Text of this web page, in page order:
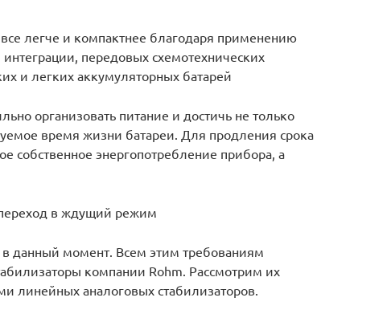
легче и компактнее благодаря применению
передовых схемотехнических
и легких аккумуляторных батарей
организовать питание и достичь не только
время жизни батареи. Для продления срока
собственное энергопотребление прибора, а
в ждущий режим
в данный момент. Всем этим требованиям
компании Rohm. Рассмотрим их
линейных аналоговых стабилизаторов.